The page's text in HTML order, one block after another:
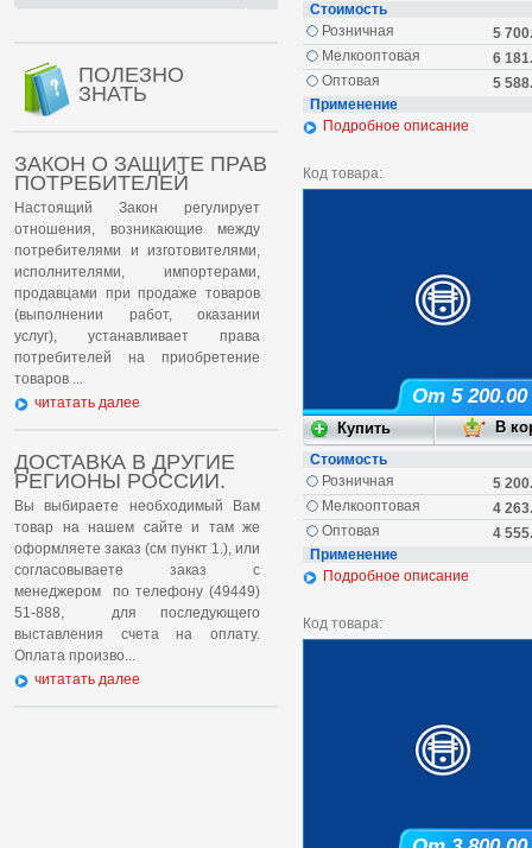
ПОЛЕЗНО
ЗНАТЬ
ЗАКОН О ЗАЩИТЕ ПРАВ
ПОТРЕБИТЕЛЕЙ
Настоящий Закон регулирует
отношения, возникающие между
потребителями и изготовителями,
исполнителями, импортерами,
продавцами при продаже товаров
(выполнении работ, оказании
услуг), устанавливает права
потребителей на приобретение
товаров ...
читатать далее
ДОСТАВКА В ДРУГИЕ
РЕГИОНЫ РОССИИ.
Вы выбираете необходимый Вам
товар на нашем сайте и там же
оформляете заказ (см пункт 1.), или
согласовываете заказ с
менеджером по телефону (49449)
51-888, для последующего
выставления счета на оплату.
Оплата произво...
читатать далее
Стоимость
5
Розничная
6
Мелкооптовая
5
Оптовая
Применение
Подробное описание
Код товара:
От 5 200.00
Стоимость
5
Розничная
4
Мелкооптовая
4
Оптовая
Применение
Подробное описание
Код товара: